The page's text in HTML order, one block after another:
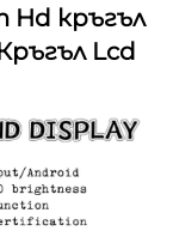
Hd кръгъл
Lcd